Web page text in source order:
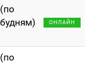
(по
будням)
ОНЛАЙН
(по